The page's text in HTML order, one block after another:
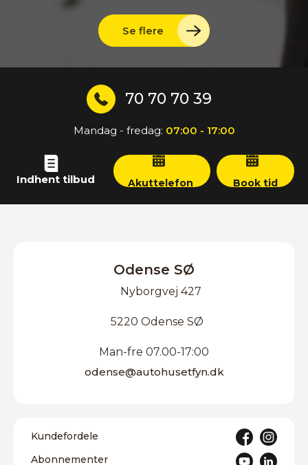
Se flere
70 70 70 39
Mandag - fredag: 07:00 - 17:00
Indhent tilbud Akuttelefon Book tid
Odense SØ
Nyborgvej 427
5220 Odense SØ
Man-fre 07.00-17:00
odense@autohusetfyn.dk
Kundefordele
Abonnementer